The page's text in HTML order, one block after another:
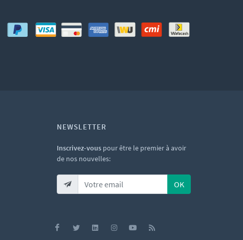
NEWSLETTER
Inscrivez-vouspour être le premier à avoir
de nos nouvelles:
OK